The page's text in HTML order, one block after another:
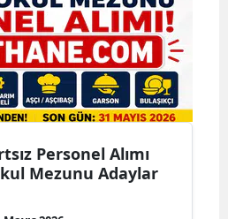
Personel Alımı
Mezunu Adaylar